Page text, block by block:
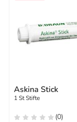
Askina Stick
1 St Stifte
(0)